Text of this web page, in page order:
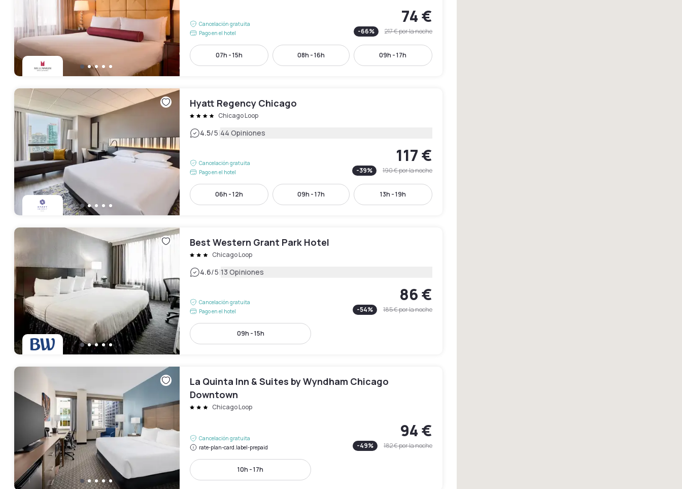
Cancelación gratuita
Pago en el hotel
74 €
-66% 217 €por la noche
07h - 15h 08h - 16h 09h - 17h
Hyatt Regency Chicago
Chicago Loop
4.5/5|44 Opiniones
Cancelación gratuita
Pago en el hotel
117 €
-39% 190 €por la noche
06h - 12h 09h - 17h 13h - 19h
Best Western Grant Park Hotel
Chicago Loop
4.6/5|13 Opiniones
Cancelación gratuita
Pago en el hotel
86 €
-54% 185 €por la noche
09h - 15h
La Quinta Inn & Suites by Wyndham Chicago
Downtown
Chicago Loop
Cancelación gratuita
rate-plan-card.label-prepaid
94 €
-49% 182 €por la noche
10h - 17h